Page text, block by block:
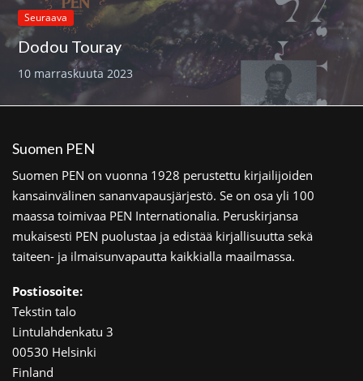
Seuraava
Dodou Touray
10 marraskuuta 2023
Suomen PEN
Suomen PEN on vuonna 1928 perustettu kirjailijoiden
kansainvälinen sananvapausjärjestö. Se on osa yli 100
maassa toimivaa PEN Internationalia. Peruskirjansa
mukaisesti PEN puolustaa ja edistää kirjallisuutta sekä
taiteen- ja ilmaisunvapautta kaikkialla maailmassa.
Postiosoite:
Tekstin talo
Lintulahdenkatu 3
00530 Helsinki
Finland